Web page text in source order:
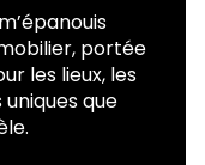
portée
les lieux, les
que